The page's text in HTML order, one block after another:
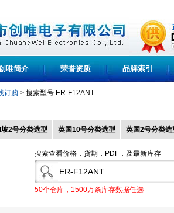
唯简介 荣誉资质 品牌索引
订购 > 搜索型号 ER-F12ANT
2号分类选型 英国10号分类选型 英国2号分类选
搜索查看价格，货期，PDF，及最新库存
50个仓库，1500万条库存数据任选